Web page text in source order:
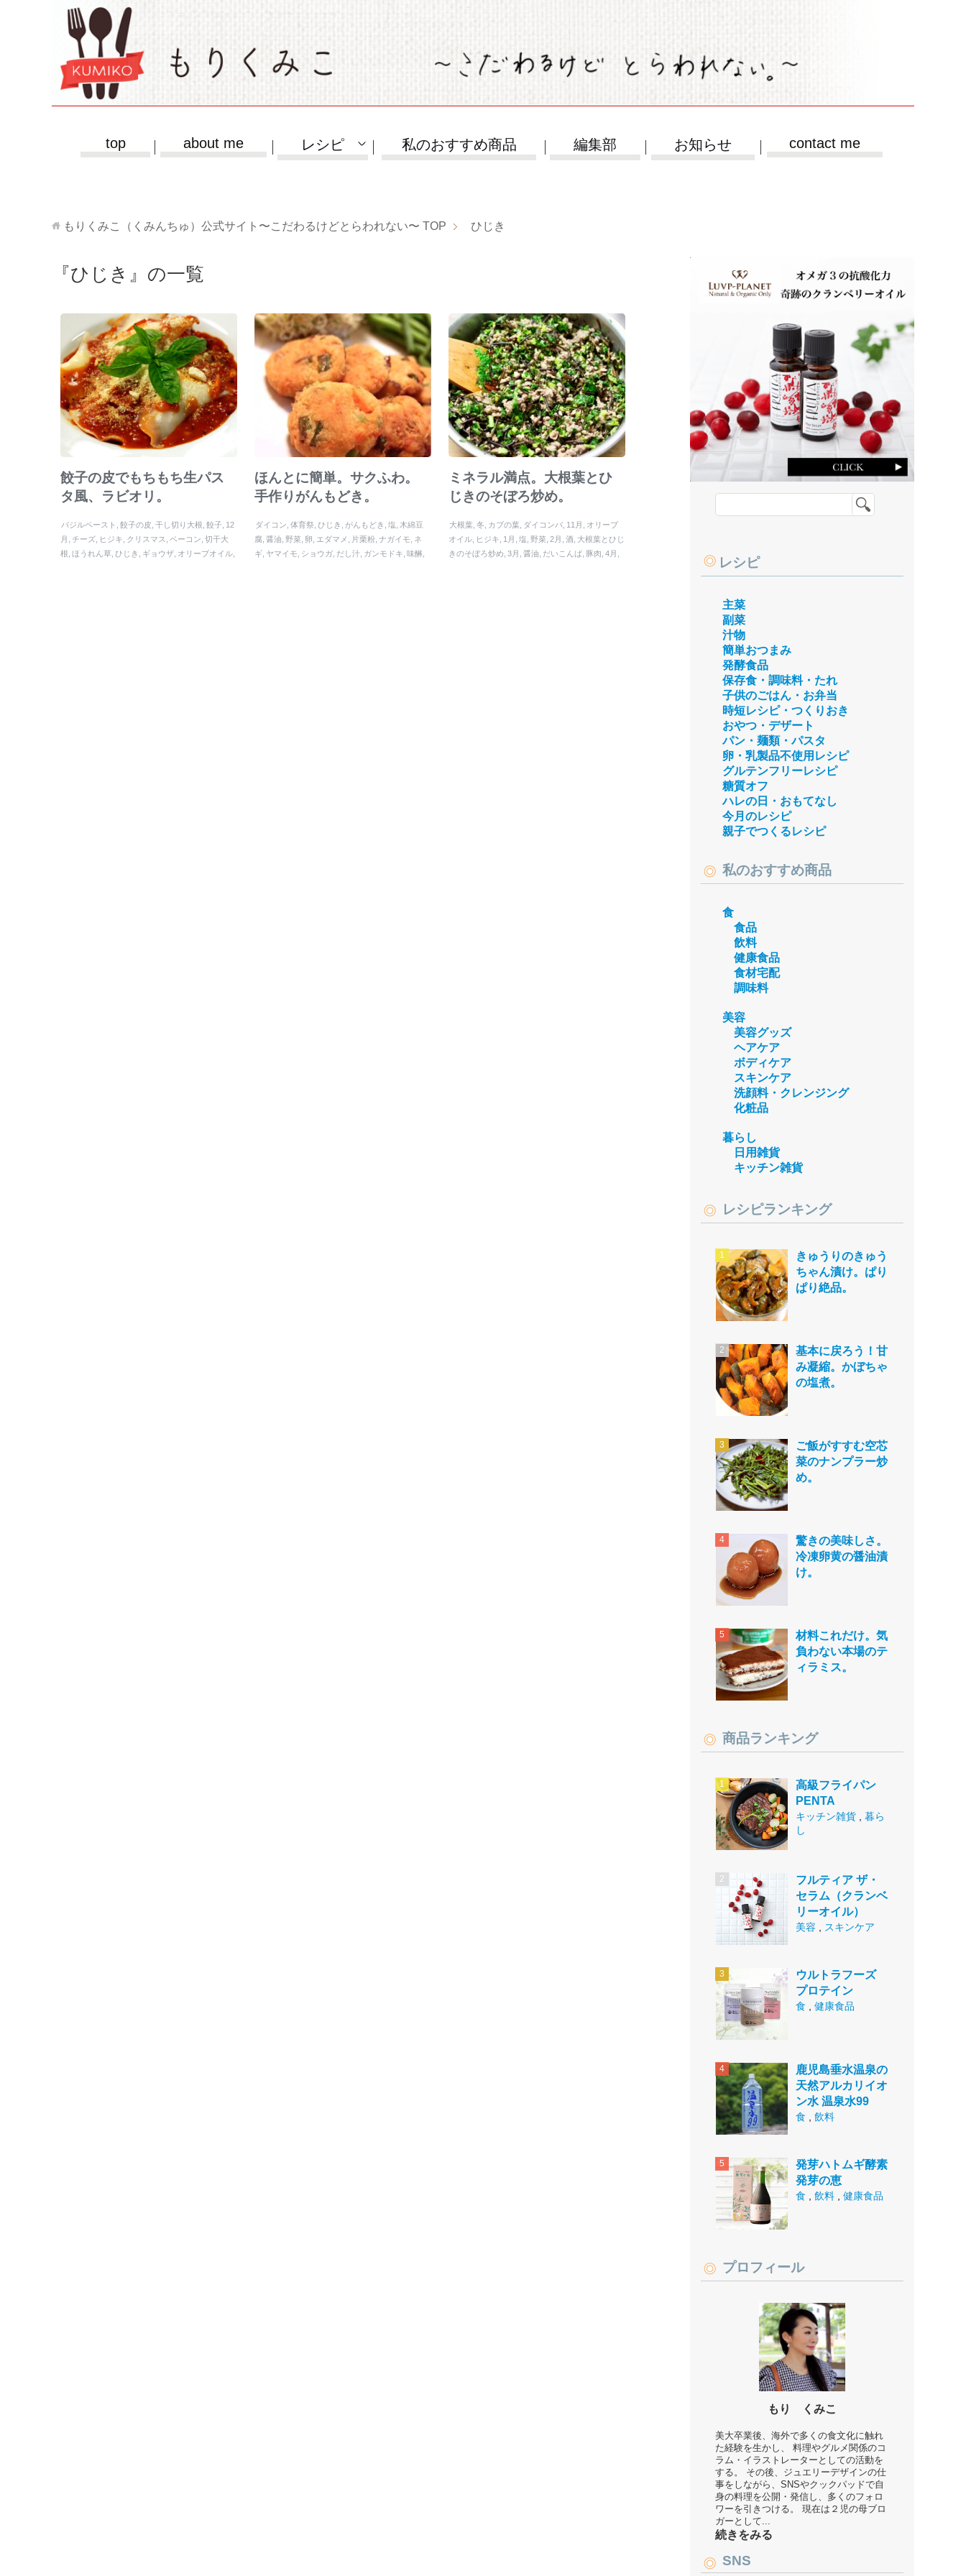
top about me レシピ 私のおすすめ商品 編集部 お知らせ contact me
もりくみこ（くみんちゅ）公式サイト〜こだわるけどとらわれない〜 TOP ひじき
『ひじき』の一覧
餃子の皮でもちもち生パス
タ風、ラビオリ。
バジルペースト 餃子の皮 干し切り大根 餃子 12
月
チーズ ヒジキ クリスマス ベーコン 切干大
根 ほうれん草 ひじき ギョウザ オリーブオイル
ほんとに簡単。サクふわ。
手作りがんもどき。
ダイコン 体育祭 ひじき がんもどき 塩 木綿豆
腐 醤油 野菜 卵 エダマメ 片栗粉 ナガイモ ネ
ギ ヤマイモ ショウガ だし汁 ガンモドキ 味醂
ミネラル満点。大根葉とひ
じきのそぼろ炒め。
大根葉 冬 カブの葉 ダイコンバ 11月
オリーブ
オイル ヒジキ 1月 塩 野菜 2月 酒 大根葉とひじ
きのそぼろ炒め 3月 醤油 だいこんば 豚肉 4月
レシピ
主菜
副菜
汁物
簡単おつまみ
発酵食品
保存食・調味料・たれ
子供のごはん・お弁当
時短レシピ・つくりおき
おやつ・デザート
パン・麺類・パスタ
卵・乳製品不使用レシピ
グルテンフリーレシピ
糖質オフ
ハレの日・おもてなし
今月のレシピ
親子でつくるレシピ
私のおすすめ商品
食
食品
飲料
健康食品
食材宅配
調味料
美容
美容グッズ
ヘアケア
ボディケア
スキンケア
洗顔料・クレンジング
化粧品
暮らし
日用雑貨
キッチン雑貨
レシピランキング
きゅうりのきゅう
ちゃん漬け。ぱり
ぱり絶品。
基本に戻ろう！甘
み凝縮。かぼちゃ
の塩煮。
ご飯がすすむ空芯
菜のナンプラー炒
め。
驚きの美味しさ。
冷凍卵黄の醤油漬
け。
材料これだけ。気
負わない本場のテ
ィラミス。
商品ランキング
高級フライパン
PENTA
キッチン雑貨
暮ら
し
フルティア ザ・
セラム（クランベ
リーオイル）
美容 スキンケア
ウルトラフーズ
プロテイン
食 健康食品
鹿児島垂水温泉の
天然アルカリイオ
ン水 温泉水99
食 飲料
発芽ハトムギ酵素
発芽の恵
食 飲料 健康食品
プロフィール
もり くみこ
美大卒業後、海外で多くの食文化に触れ
た経験を生かし、 料理やグルメ関係のコ
ラム・イラストレーターとしての活動を
する。 その後、ジュエリーデザインの仕
事をしながら、SNSやクックパッドで自
身の料理を公開・発信し、多くのフォロ
ワーを引きつける。 現在は２児の母ブロ
ガーとして...
続きをみる
SNS